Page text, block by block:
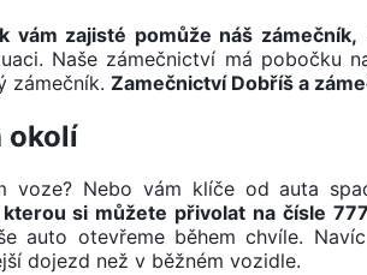
vám zajisté pomůže náš zámečník,
Naše zámečnictví má pobočku
zámečník. Zamečnictví Dobříš a
okolí
voze? Nebo vám klíče od auta
si můžete přivolat na čísle
auto otevřeme během chvíle.
dojezd než v běžném vozidle.